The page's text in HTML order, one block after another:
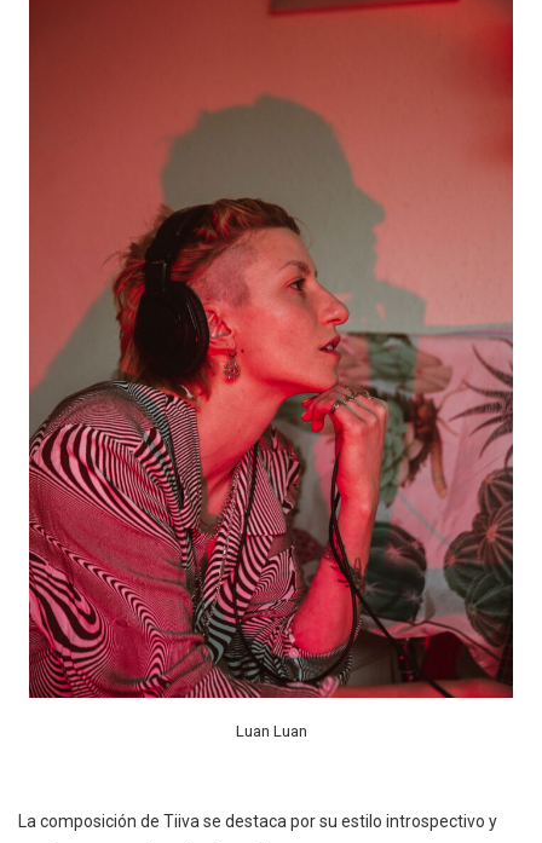
Luan Luan
La composición de Tiiva se destaca por su estilo introspectivo y